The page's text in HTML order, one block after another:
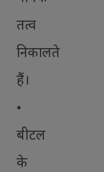
तत्व
निकालते
हैं।
•
बीटल
के